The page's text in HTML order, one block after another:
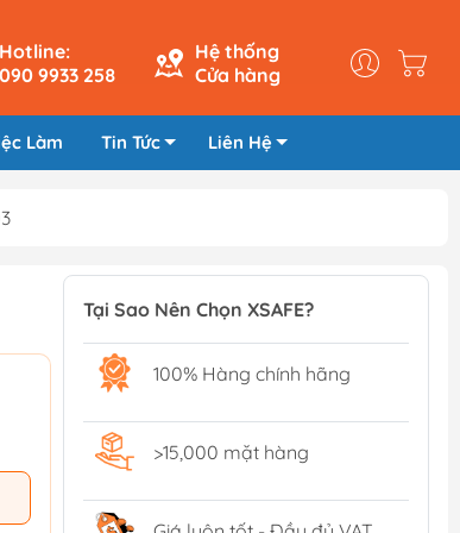
Hotline:
090 9933 258
Hệ thống
Cửa hàng
Làm Tin Tức Liên Hệ
Tại Sao Nên Chọn XSAFE?
100% Hàng chính hãng
>15,000 mặt hàng